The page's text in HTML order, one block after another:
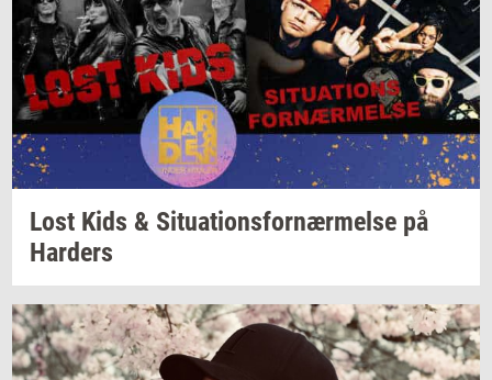
Lost Kids & Si­tu­a­tions­for­nær­mel­se på
Har­ders